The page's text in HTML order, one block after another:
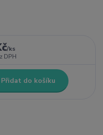
/ks
DPH
Přidat do košíku